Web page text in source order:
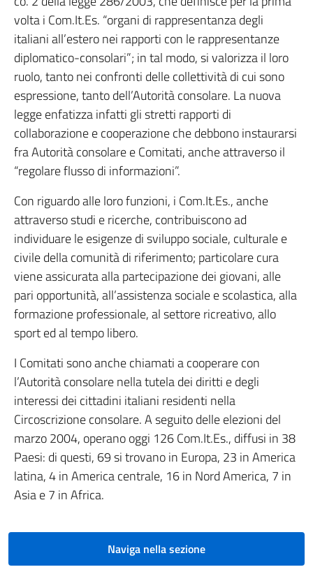
volta i Com.It.Es. “organi di rappresentanza degli
italiani all’estero nei rapporti con le rappresentanze
diplomatico-consolari”; in tal modo, si valorizza il loro
ruolo, tanto nei confronti delle collettività di cui sono
espressione, tanto dell’Autorità consolare. La nuova
legge enfatizza infatti gli stretti rapporti di
collaborazione e cooperazione che debbono instaurarsi
fra Autorità consolare e Comitati, anche attraverso il
“regolare flusso di informazioni”.
Con riguardo alle loro funzioni, i Com.It.Es., anche
attraverso studi e ricerche, contribuiscono ad
individuare le esigenze di sviluppo sociale, culturale e
civile della comunità di riferimento; particolare cura
viene assicurata alla partecipazione dei giovani, alle
pari opportunità, all’assistenza sociale e scolastica, alla
formazione professionale, al settore ricreativo, allo
sport ed al tempo libero.
I Comitati sono anche chiamati a cooperare con
l’Autorità consolare nella tutela dei diritti e degli
interessi dei cittadini italiani residenti nella
Circoscrizione consolare. A seguito delle elezioni del
marzo 2004, operano oggi 126 Com.It.Es., diffusi in 38
Paesi: di questi, 69 si trovano in Europa, 23 in America
latina, 4 in America centrale, 16 in Nord America, 7 in
Asia e 7 in Africa.
Naviga nella sezione